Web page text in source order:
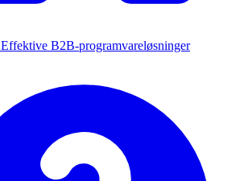
Effektive B2B-programvareløsninger